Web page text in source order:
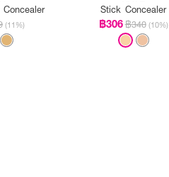
(11%)
Stick Concealer
฿306฿340 (10%)